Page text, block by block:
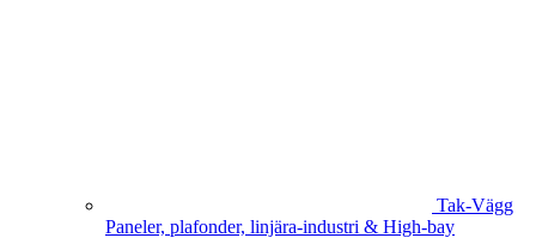
Tak-Vägg
Paneler, plafonder, linjära-industri & High-bay